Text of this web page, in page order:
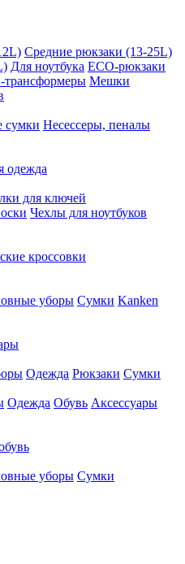
Средние рюкзаки (13-25L)
Для ноутбука ECO-рюкзаки
трансформеры Мешки
сумки Несессеры, пеналы
одежда
для ключей
Чехлы для ноутбуков
кроссовки
уборы Сумки Kanken
Одежда Рюкзаки Сумки
Одежда Обувь Аксессуары
уборы Сумки